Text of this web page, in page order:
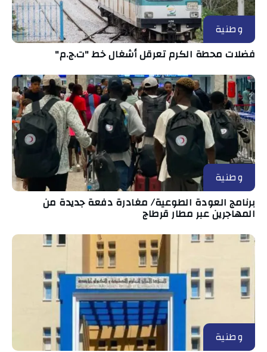
وطنية
فضلات محطة الكرم تعرقل أشغال خط "ت.ج.م"
وطنية
برنامج العودة الطوعية/ مغادرة دفعة جديدة من
المهاجرين عبر مطار قرطاج
وطنية